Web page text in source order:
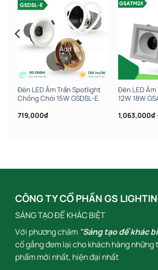
Add to wishlist
Đèn LED Âm Trần Spotlight
Chống Chói 15W GSDSL-E
719,000₫
Đèn LED
12W 18W
1,063,000₫
CÔNG TY CỔ PHẦN GS
SÁNG TẠO ĐỂ KHÁC BIỆT
Với phương châm "Sáng tạo để khác
cố gắng đem lại cho khách hàng những
phẩm mới nhất, hiện đại nhất